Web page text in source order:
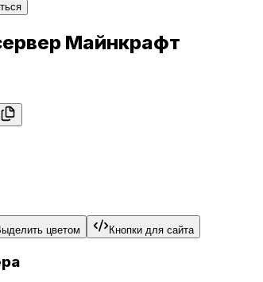
Майнкрафт
цветом Кнопки для сайта